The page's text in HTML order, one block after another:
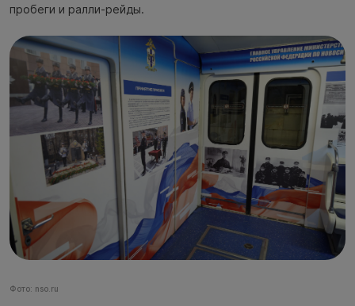
пробеги и ралли-рейды.
Фото: nso.ru